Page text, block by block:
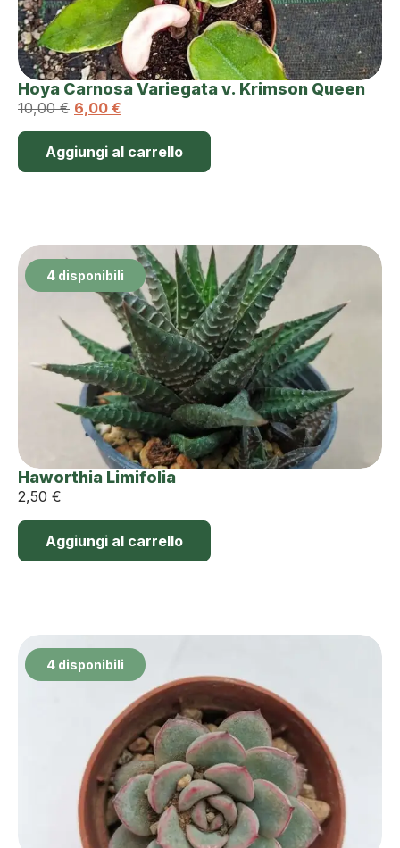
Hoya Carnosa Variegata v. Krimson Queen
10,00€ 6,00 €
Aggiungi al carrello
4 disponibili
Haworthia Limifolia
2,50 €
Aggiungi al carrello
4 disponibili